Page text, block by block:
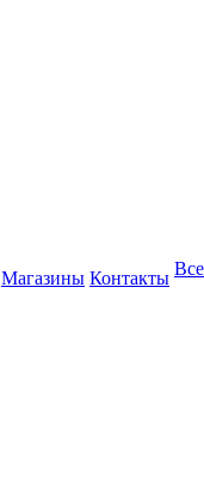
Магазины Контакты Все